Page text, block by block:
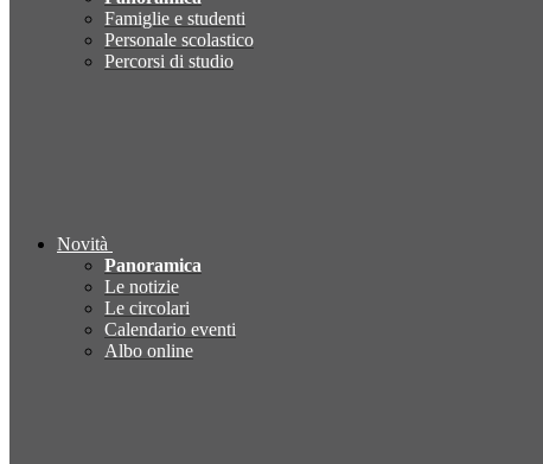
Famiglie e studenti
Personale scolastico
Percorsi di studio
Novità
Panoramica
Le notizie
Le circolari
Calendario eventi
Albo online